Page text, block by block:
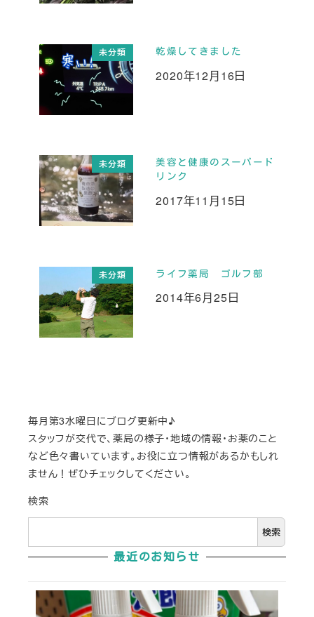
未分類 乾燥してきました
投稿日
2020年12月16日
未分類
美容と健康のスーパード
リンク
投稿日
2017年11月15日
未分類 ライフ薬局 ゴルフ部
投稿日
2014年6月25日
毎月第3水曜日にブログ更新中♪
スタッフが交代で、薬局の様子・地域の情報・お薬のこと
など色々書いています。お役に立つ情報があるかもしれ
ません！ぜひチェックしてください。
検索
検索
最近のお知らせ